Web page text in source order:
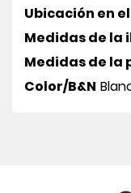
Ubicación en
Medidas de la
Medidas de la
Color/B&N